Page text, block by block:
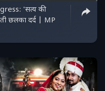
'सत्य की
छलका दर्द | MP